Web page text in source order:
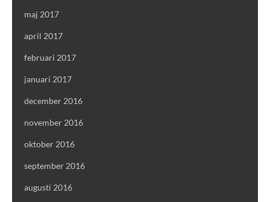
maj 2017
april 2017
februari 2017
januari 2017
december 2016
november 2016
oktober 2016
september 2016
augusti 2016